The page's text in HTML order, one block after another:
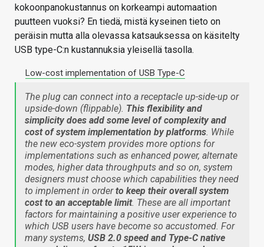
kokoonpanokustannus on korkeampi automaation
puutteen vuoksi? En tiedä, mistä kyseinen tieto on
peräisin mutta alla olevassa katsauksessa on käsitelty
USB type-C:n kustannuksia yleisellä tasolla.
Low-cost implementation of USB Type-C
The plug can connect into a receptacle up-side-up or
upside-down (flippable). This flexibility and
simplicity does add some level of complexity and
cost of system implementation by platforms. While
the new eco-system provides more options for
implementations such as enhanced power, alternate
modes, higher data throughputs and so on, system
designers must choose which capabilities they need
to implement in orderto keep their overall system
cost to an acceptable limit. These are all important
factors for maintaining a positive user experience to
which USB users have become so accustomed. For
many systems, USB 2.0 speed and Type-C native